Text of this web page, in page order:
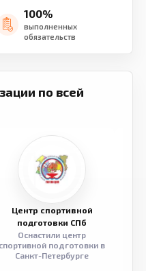
100%
выполненных
обязательств
по всей
Центр спортивной
подготовки СПб
Оснастили центр
спортивной подготовки в
Санкт-Петербурге